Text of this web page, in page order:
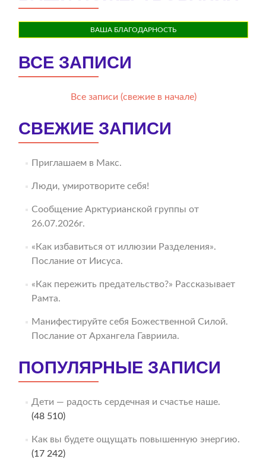
ВАША БЛАГОДАРНОСТЬ
ВСЕ ЗАПИСИ
Все записи (свежие в начале)
СВЕЖИЕ ЗАПИСИ
Приглашаем в Макс.
Люди, умиротворите себя!
Сообщение Арктурианской группы от
26.07.2026г.
«Как избавиться от иллюзии Разделения».
Послание от Иисуса.
«Как пережить предательство?» Рассказывает
Рамта.
Манифестируйте себя Божественной Силой.
Послание от Архангела Гавриила.
ПОПУЛЯРНЫЕ ЗАПИСИ
Дети — радость сердечная и счастье наше.
(48 510)
Как вы будете ощущать повышенную энергию.
(17 242)